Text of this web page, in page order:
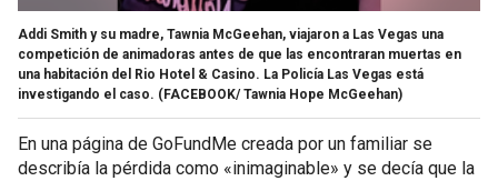
Addi Smith y su madre, Tawnia McGeehan, viajaron a Las Vegas una
competición de animadoras antes de que las encontraran muertas en
una habitación del Rio Hotel & Casino. La Policía Las Vegas está
investigando el caso. (FACEBOOK/ Tawnia Hope McGeehan)
En una página de GoFundMe creada por un familiar se
describía la pérdida como «inimaginable» y se decía que la